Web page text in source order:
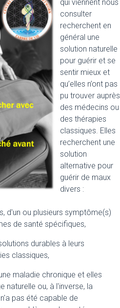
qui viennent nous
consulter
recherchent en
général une
solution naturelle
pour guérir et se
sentir mieux et
qu’elles n’ont pas
pu trouver auprès
des médecins ou
des thérapies
classiques. Elles
recherchent une
solution
alternative pour
guérir de maux
divers :
d'un ou plusieurs symptôme(s)
de santé spécifiques,
durables à leurs
classiques,
maladie chronique et elles
naturelle ou, à l'inverse, la
pas été capable de